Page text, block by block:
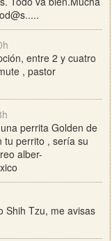
entre 2 y cuatro
, pastor
perrita Golden de
tu perrito , sería su
alber-
Shih Tzu, me avisas